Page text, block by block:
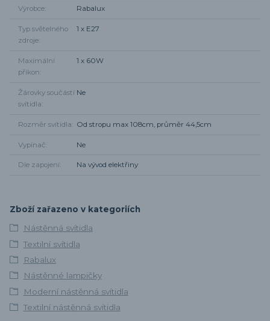
Výrobce Rabalux
Typ světelného
zdroje
1 x E27
Maximální
příkon
1 x 60W
Žárovky součástí
svítidla
Ne
Rozměr svítidla Od stropu max 108cm, průměr 44,5cm
Vypínač Ne
Dle zapojení Na vývod elektřiny
Zboží zařazeno v kategoriích
Nástěnná svítidla
Textilní svítidla
Rabalux
Nástěnné lampičky
Moderní nástěnná svítidla
Textilní nástěnná svítidla